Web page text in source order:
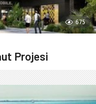
675
Projesi